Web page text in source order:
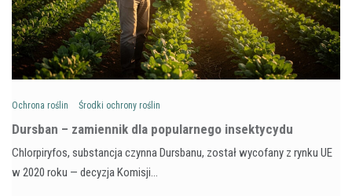
Ochrona roślin Środki ochrony roślin
Dursban – zamiennik dla popularnego insektycydu
Chlorpiryfos, substancja czynna Dursbanu, został wycofany z rynku UE
w 2020 roku — decyzja Komisji…